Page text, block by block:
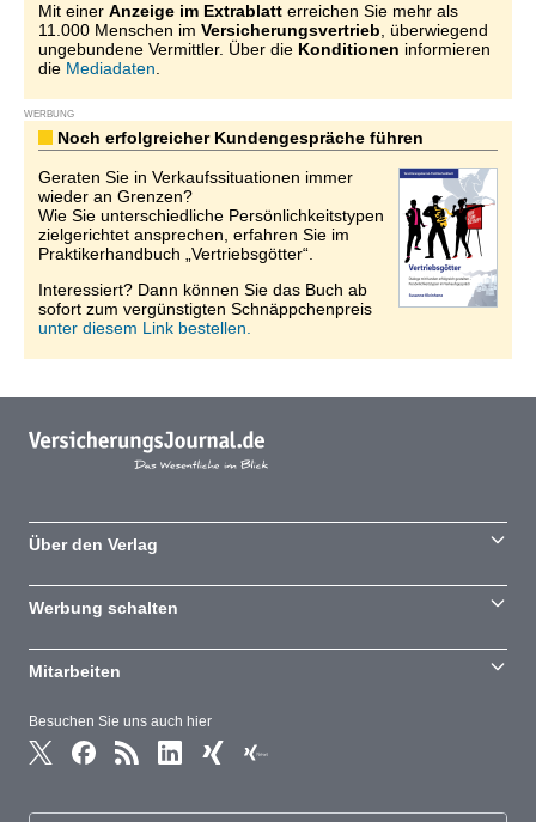
Mit einer Anzeige im Extrablatt erreichen Sie mehr als
11.000 Menschen im Versicherungsvertrieb , überwiegend
ungebundene Vermittler. Über die Konditionen informieren
die Mediadaten
WERBUNG
Noch erfolgreicher Kundengespräche führen
Geraten Sie in Verkaufssituationen immer
wieder an Grenzen?
Wie Sie unterschiedliche Persönlichkeitstypen
zielgerichtet ansprechen, erfahren Sie im
Praktikerhandbuch „Vertriebsgötter“.
Interessiert? Dann können Sie das Buch ab
sofort zum vergünstigten Schnäppchenpreis
unter diesem Link bestellen.
Besuchen Sie uns auch hier
Über den Verlag
Werbung schalten
Mitarbeiten